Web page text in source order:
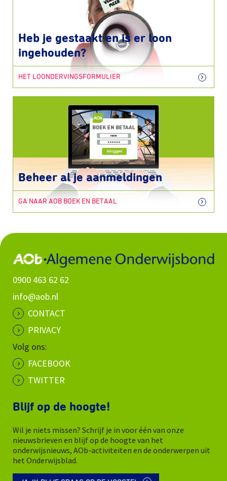
Heb je gestaakt en is er loon
ingehouden?
HET LOONDERVINGSFORMULIER
Beheer al je aanmeldingen
GA NAAR AOB BOEK EN BETAAL
0900 463 62 62
info@aob.nl
CONTACT
PRIVACY
Volg ons:
FACEBOOK
TWITTER
Blijf op de hoogte!
Wil je niets missen? Schrijf je in voor één van onze
nieuwsbrieven en blijf op de hoogte van het
onderwijsnieuws, AOb-activiteiten en de onderwerpen uit
het Onderwijsblad.